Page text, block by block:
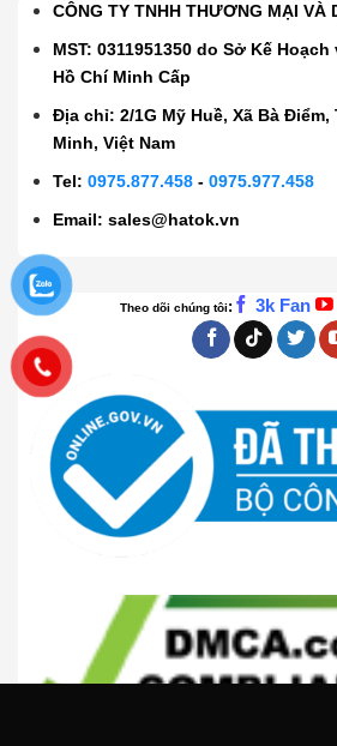
CÔNG TY TNHH THƯƠNG MẠI VÀ
MST: 0311951350 do Sở Kế
Hồ Chí Minh Cấp
Địa chỉ: 2/1G Mỹ Huề, Xã Bà
Minh, Việt Nam
Tel:0975.877.458 -0975.977.458
Email:sales@hatok.vn
Theo dõi chúng tôi: 3k Fan